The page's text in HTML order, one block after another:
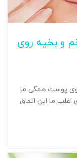
و بخیه روی
پوست همگی ما
اغلب ما این اتفاق